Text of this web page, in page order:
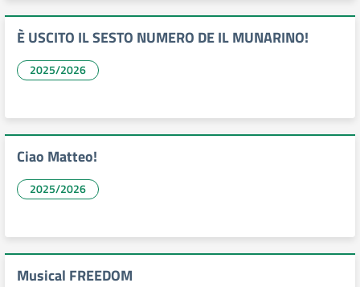
È USCITO IL SESTO NUMERO DE IL MUNARINO!
2025/2026
Ciao Matteo!
2025/2026
Musical FREEDOM